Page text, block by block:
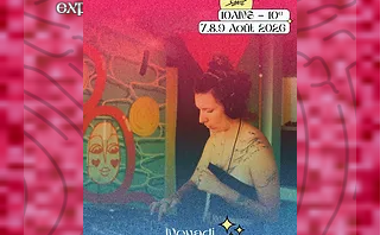
explorer l’infini.